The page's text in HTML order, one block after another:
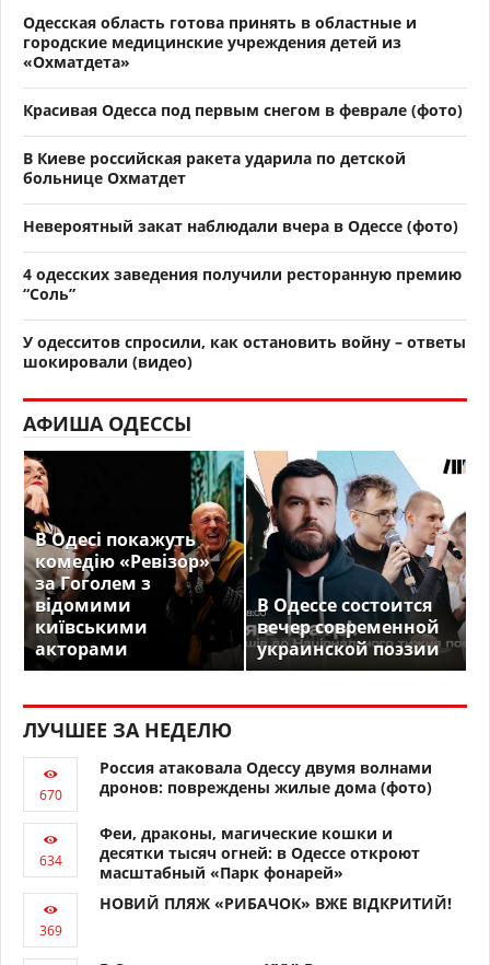
Одесская область готова принять в областные и
городские медицинские учреждения детей из
«Охматдета»
Красивая Одесса под первым снегом в феврале (фото)
В Киеве российская ракета ударила по детской
больнице Охматдет
Невероятный закат наблюдали вчера в Одессе (фото)
4 одесских заведения получили ресторанную премию
“Соль”
У одесситов спросили, как остановить войну – ответы
шокировали (видео)
АФИША ОДЕССЫ
В Одесі покажуть
комедію «Ревізор»
за Гоголем з
відомими
київськими
акторами
В Одессе состоится
вечер современной
украинской поэзии
ЛУЧШЕЕ ЗА НЕДЕЛЮ
Россия атаковала Одессу двумя волнами
дронов: повреждены жилые дома (фото)
Феи, драконы, магические кошки и
десятки тысяч огней: в Одессе откроют
масштабный «Парк фонарей»
НОВИЙ ПЛЯЖ «РИБАЧОК» ВЖЕ ВІДКРИТИЙ!